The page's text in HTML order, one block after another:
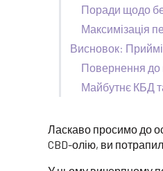
Поради щодо
Максимізація
Висновок:
Повернення до
Майбутнє КБД
Ласкаво просимо до
CBD-олію, ви